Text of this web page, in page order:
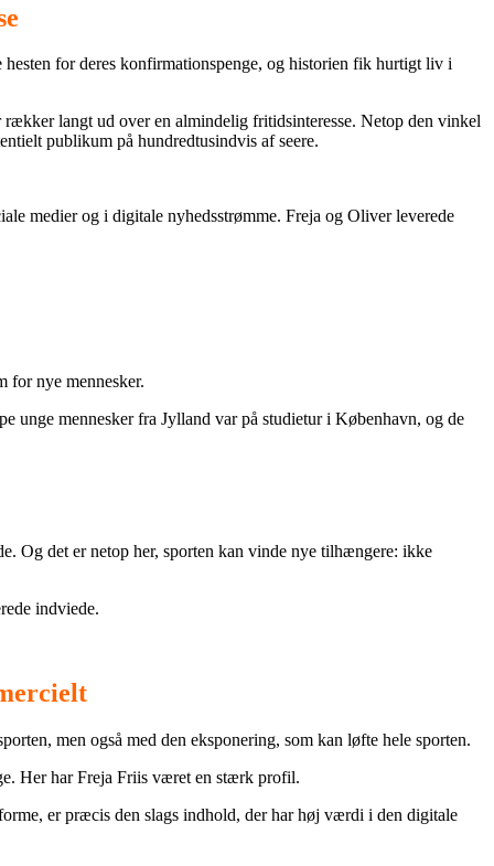
for deres konfirmationspenge, og historien fik hurtigt liv i
langt ud over en almindelig fritidsinteresse. Netop den vinkel
publikum på hundredtusindvis af seere.
medier og i digitale nyhedsstrømme. Freja og Oliver leverede
for nye mennesker.
unge mennesker fra Jylland var på studietur i København, og de
Og det er netop her, sporten kan vinde nye tilhængere: ikke
indviede.
men også med den eksponering, som kan løfte hele sporten.
Her har Freja Friis været en stærk profil.
er præcis den slags indhold, der har høj værdi i den digitale